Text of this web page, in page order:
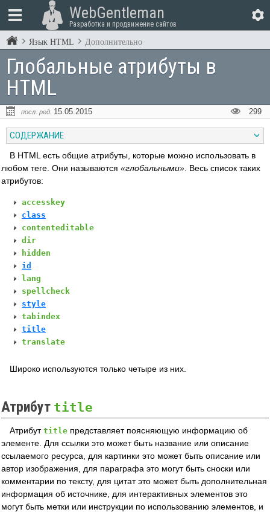
WebGentleman
Разработка и продвижение сайтов
Язык HTML Дополнительно
Глобальные атрибуты в
HTML
299
посл. ред. 15.05.2015
СОДЕРЖАНИЕ
В HTML есть общие атрибуты, которые можно использовать в
любом теге. Они называются
глобальными . Весь список таких
атрибутов:
accesskey
class
contenteditable
dir
hidden
id
lang
spellcheck
style
tabindex
title
translate
Широко используются только четыре из них.
Атрибут title
Атрибут title представляет поясняющую информацию об
элементе. Для ссылки это может быть название или описание
ссылаемого ресурса, для картинки это может быть описание или
автор изображения, для параграфа это могут быть сноски или
комментарии по тексту, для цитат это может быть дополнительная
информация об источнике, для интерактивных элементов это
могут быть метки или инструкции по использованию элементов, и